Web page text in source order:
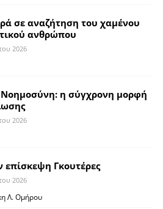
σε αναζήτηση του χαμένου
ανθρώπου
2026
η σύγχρονη μορφή
2026
επίσκεψη Γκουτέρες
2026
Λ. Ομήρου